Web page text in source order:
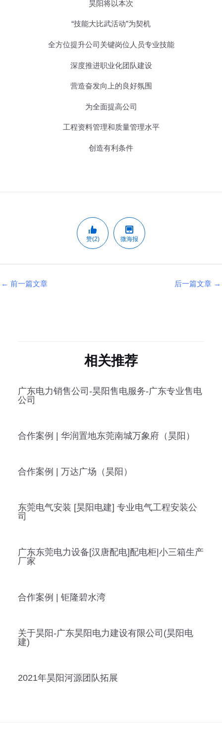
昊阳将以本次
“技能大比武活动”为契机
全方位提升公司关键岗位人员专业技能
深度推进职业化团队建设
营造奋发向上的良好氛围
为全面提高公司
工程资料管理和质量管理水平
创造有利条件
赞(2) 微海报
← 前一篇文章 后一篇文章 →
相关推荐
广东电力销售公司-昊阳售电服务-广东专业售电
公司
合作案例 | 华润置地东莞南城万象府（昊阳）
合作案例 | 万达广场（昊阳）
东莞电气安装 [昊阳电建] 专业电气工程安装公
司
广东东莞电力设备[汉唐配电]配电柜|小三箱生产
厂家
合作案例 | 钜隆碧水湾
关于昊阳-广东昊阳电力建设有限公司(昊阳电
建)
2021年昊阳河源团队拓展